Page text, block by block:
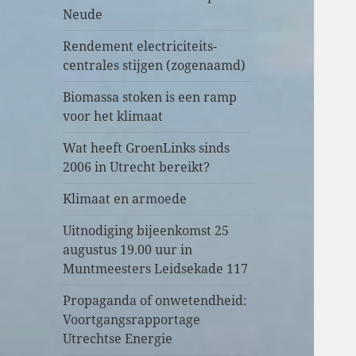
Neude
Rendement electriciteits-
centrales stijgen (zogenaamd)
Biomassa stoken is een ramp
voor het klimaat
Wat heeft GroenLinks sinds
2006 in Utrecht bereikt?
Klimaat en armoede
Uitnodiging bijeenkomst 25
augustus 19.00 uur in
Muntmeesters Leidsekade 117
Propaganda of onwetendheid:
Voortgangsrapportage
Utrechtse Energie